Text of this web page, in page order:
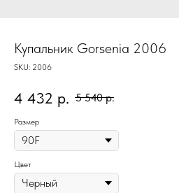
Купальник Gorsenia 2006
SKU: 2006
4 432 р. 5 540 р.
Размер
Цвет